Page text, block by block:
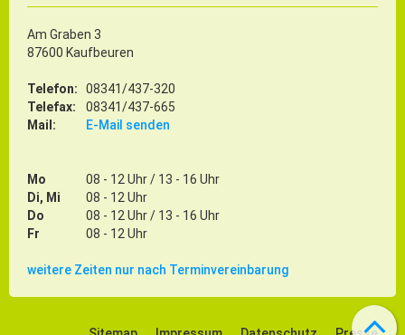
Am Graben 3
87600 Kaufbeuren
Telefon:
08341/437-320
Telefax:
08341/437-665
Mail:
E-Mail senden
Mo
08 - 12 Uhr / 13 - 16 Uhr
Di, Mi
08 - 12 Uhr
Do
08 - 12 Uhr / 13 - 16 Uhr
Fr
08 - 12 Uhr
weitere Zeiten nur nach Terminvereinbarung